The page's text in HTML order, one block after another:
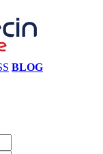
BLOG